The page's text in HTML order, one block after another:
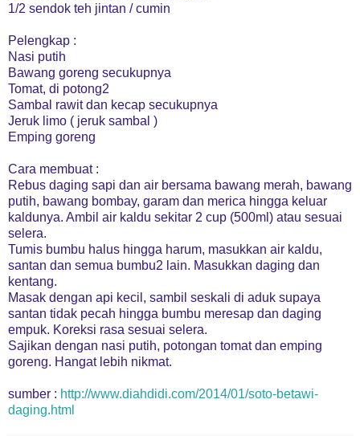
1/2 sendok teh jintan / cumin
Pelengkap :
Nasi putih
Bawang goreng secukupnya
Tomat, di potong2
Sambal rawit dan kecap secukupnya
Jeruk limo ( jeruk sambal )
Emping goreng
Cara membuat :
Rebus daging sapi dan air bersama bawang merah, bawang
putih, bawang bombay, garam dan merica hingga keluar
kaldunya. Ambil air kaldu sekitar 2 cup (500ml) atau sesuai
selera.
Tumis bumbu halus hingga harum, masukkan air kaldu,
santan dan semua bumbu2 lain. Masukkan daging dan
kentang.
Masak dengan api kecil, sambil seskali di aduk supaya
santan tidak pecah hingga bumbu meresap dan daging
empuk. Koreksi rasa sesuai selera.
Sajikan dengan nasi putih, potongan tomat dan emping
goreng. Hangat lebih nikmat.
sumber : http://www.diahdidi.com/2014/01/soto-betawi-
daging.html